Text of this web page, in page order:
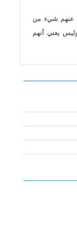
عنهم شيء من
يعني أنهم